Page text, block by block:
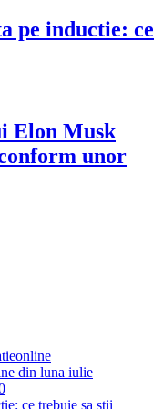
pe inductie: ce
Elon Musk
unor
din luna iulie
ce trebuie sa stii